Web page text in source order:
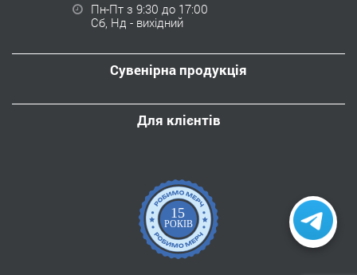
Пн-Пт з 9:30 до 17:00
Сб, Нд - вихідний
Сувенірна продукція
Для клієнтів
15
РОКІВ